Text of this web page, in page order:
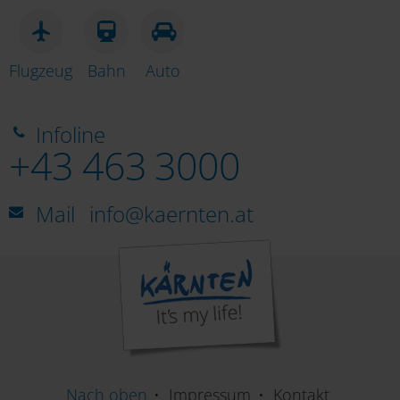
Flugzeug Bahn Auto
Infoline
+43 463 3000
Mail info@kaernten.at
Nach oben Impressum Kontakt